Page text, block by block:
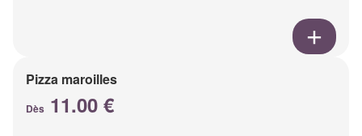
Pizza maroilles
Dès 11.00 €